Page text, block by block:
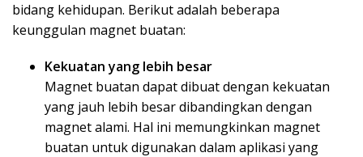
bidang kehidupan. Berikut adalah beberapa
keunggulan magnet buatan:
Kekuatan yang lebih besar
Magnet buatan dapat dibuat dengan kekuatan
yang jauh lebih besar dibandingkan dengan
magnet alami. Hal ini memungkinkan magnet
buatan untuk digunakan dalam aplikasi yang